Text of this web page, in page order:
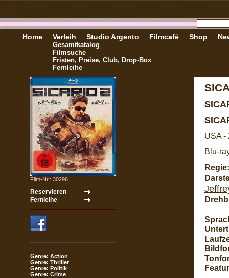
Home Verleih
Gesamtkatalog
Filmsuche
Fristen, Preise, Club, Drop-Box
Fernleihe
Studio Argento Filmcafé Shop
Film-Nr.: 30296
Genre: Action
Genre: Thriller
Genre: Politik
Genre: Crime
USA -
Blu-
Regie: